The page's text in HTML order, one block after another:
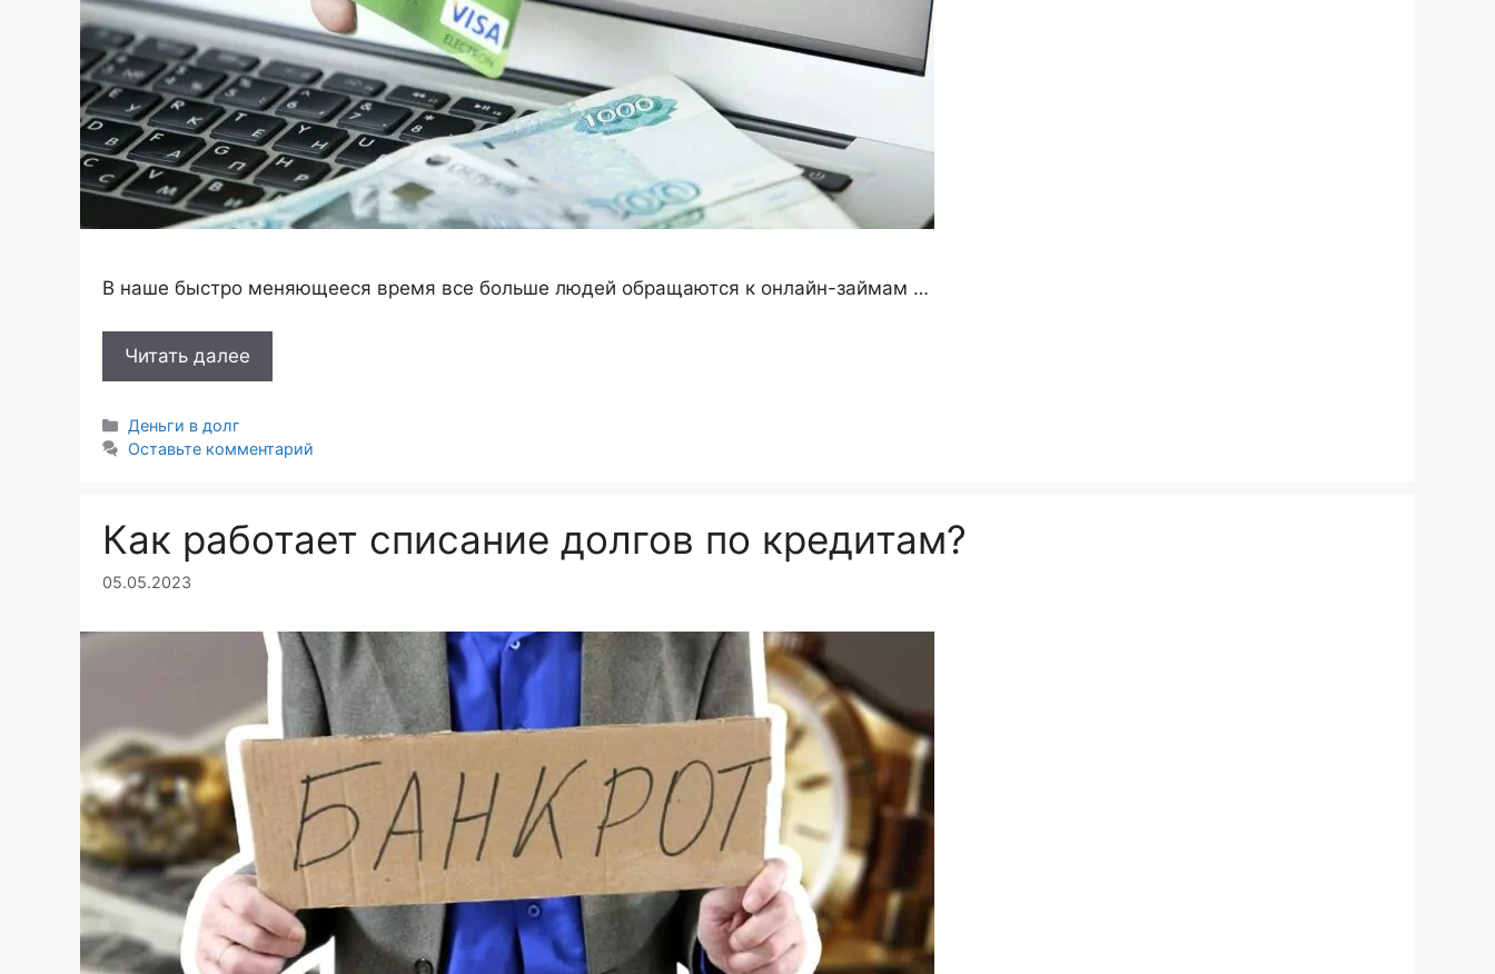
В наше быстро меняющееся время все больше людей обращаются к онлайн-займам …
Читать далее
Рубрики
Деньги в долг
Оставьте комментарий
Как работает списание долгов по кредитам?
05.05.2023